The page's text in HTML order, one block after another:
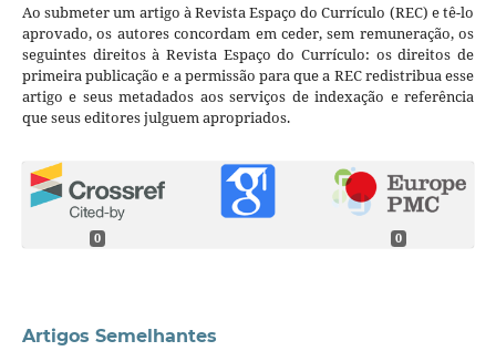
Ao submeter um artigo à Revista Espaço do Currículo (REC) e tê-lo
aprovado, os autores concordam em ceder, sem remuneração, os
seguintes direitos à Revista Espaço do Currículo: os direitos de
primeira publicação e a permissão para que a REC redistribua esse
artigo e seus metadados aos serviços de indexação e referência
que seus editores julguem apropriados.
0 0
Artigos Semelhantes